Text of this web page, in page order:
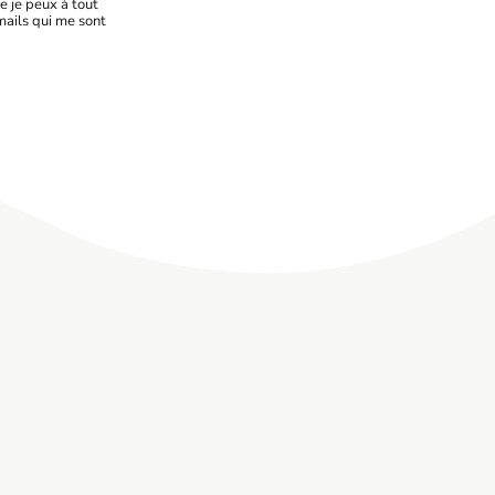
je peux à tout
qui me sont